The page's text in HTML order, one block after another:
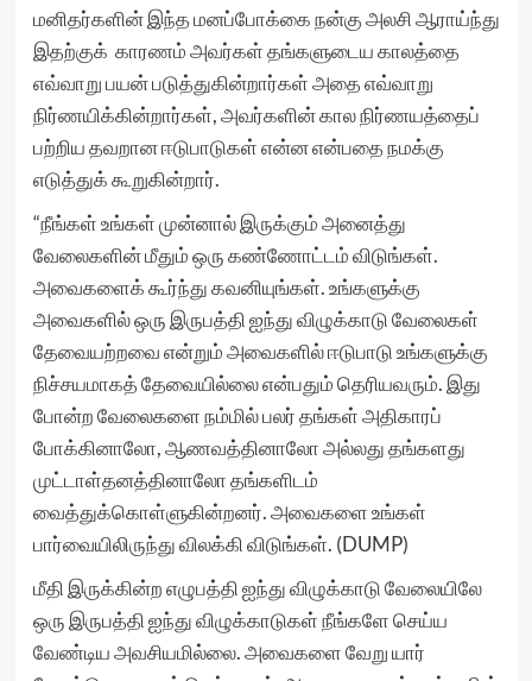
மனிதர்களின் இந்த மனப்போக்கை நன்கு அலசி ஆராய்ந்து
இதற்குக் காரணம் அவர்கள் தங்களுடைய காலத்தை
எவ்வாறு பயன் படுத்துகின்றார்கள் அதை எவ்வாறு
நிர்ணயிக்கின்றார்கள், அவர்களின் கால நிர்ணயத்தைப்
பற்றிய தவறான ஈடுபாடுகள் என்ன என்பதை நமக்கு
எடுத்துக் கூறுகின்றார்.
“நீங்கள் உங்கள் முன்னால் இருக்கும் அனைத்து
வேலைகளின் மீதும் ஒரு கண்ணோட்டம் விடுங்கள்.
அவைகளைக் கூர்ந்து கவனியுங்கள். உங்களுக்கு
அவைகளில் ஒரு இருபத்தி ஐந்து விழுக்காடு வேலைகள்
தேவையற்றவை என்றும் அவைகளில் ஈடுபாடு உங்களுக்கு
நிச்சயமாகத் தேவையில்லை என்பதும் தெரியவரும். இது
போன்ற வேலைகளை நம்மில் பலர் தங்கள் அதிகாரப்
போக்கினாலோ, ஆணவத்தினாலோ அல்லது தங்களது
முட்டாள்தனத்தினாலோ தங்களிடம்
வைத்துக்கொள்ளுகின்றனர். அவைகளை உங்கள்
பார்வையிலிருந்து விலக்கி விடுங்கள். (DUMP)
மீதி இருக்கின்ற எழுபத்தி ஐந்து விழுக்காடு வேலையிலே
ஒரு இருபத்தி ஐந்து விழுக்காடுகள் நீங்களே செய்ய
வேண்டிய அவசியமில்லை. அவைகளை வேறு யார்